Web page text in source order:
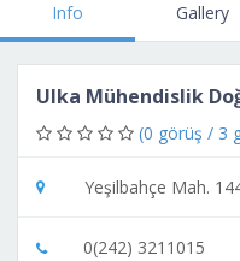
Info Gallery
Ulka Mühendislik
(0 görüş / 3
Yeşilbahçe Mah.
0(242) 3211015